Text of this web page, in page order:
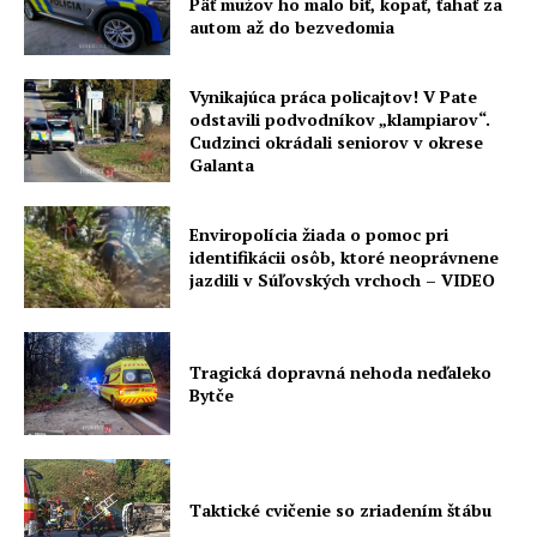
autom až do bezvedomia
Vynikajúca práca policajtov! V Pate
odstavili podvodníkov „klampiarov“.
Cudzinci okrádali seniorov v okrese
Galanta
Enviropolícia žiada o pomoc pri
identifikácii osôb, ktoré neoprávnene
jazdili v Súľovských vrchoch – VIDEO
Tragická dopravná nehoda neďaleko
Bytče
Taktické cvičenie so zriadením štábu